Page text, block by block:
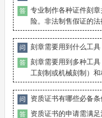
专业制作各种证件刻
险。非法制售假证的法
刻章需要用到什么工具
刻章需要用到多种工
工刻制或机械刻制）和
资质证书有哪些必备条
资质证书的申请需满